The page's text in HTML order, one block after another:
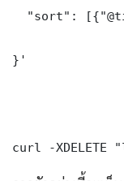
"sort":
}'
curl -XDELETE